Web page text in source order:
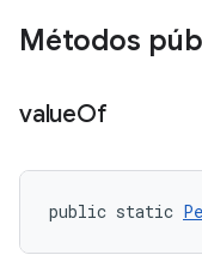
Métodos
valueOf
public static